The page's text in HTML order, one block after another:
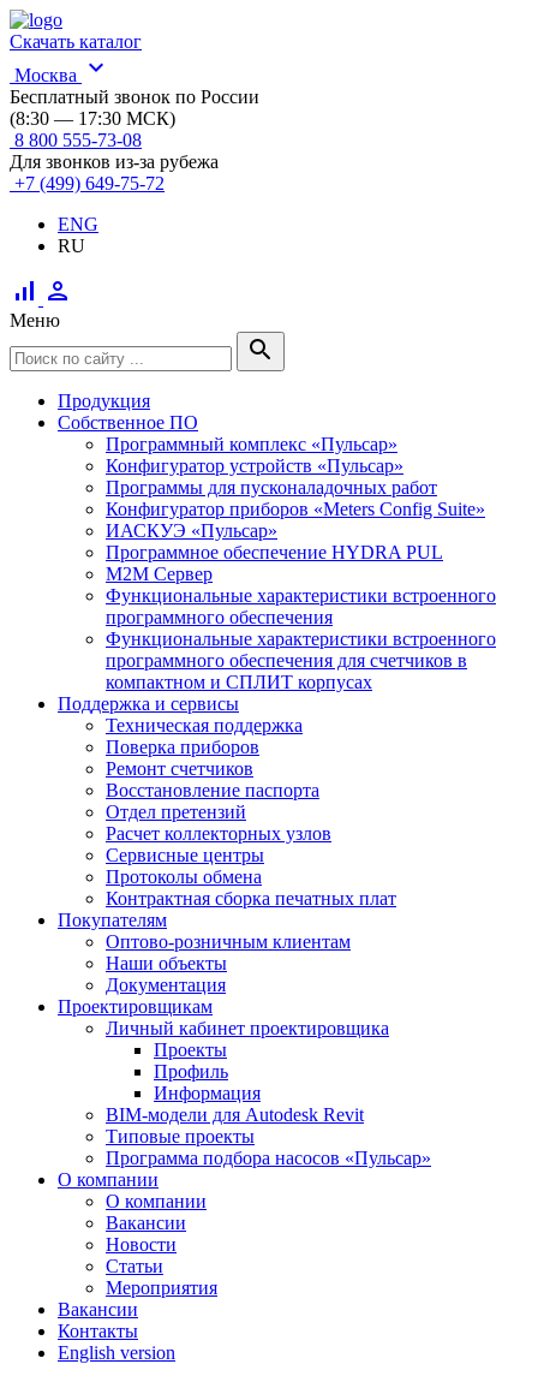
Скачать каталог
Москва
expand_more
Бесплатный звонок по России
(8:30 — 17:30 МСК)
8 800 555-73-08
Для звонков из-за рубежа
+7 (499) 649-75-72
ENG
RU
signal_cellular_alt person
Меню
search
Продукция
Собственное ПО
Программный комплекс «Пульсар»
Конфигуратор устройств «Пульсар»
Программы для пусконаладочных работ
Конфигуратор приборов «Meters Config Suite»
ИАСКУЭ «Пульсар»
Программное обеспечение HYDRA PUL
M2M Сервер
Функциональные характеристики встроенного
программного обеспечения
Функциональные характеристики встроенного
программного обеспечения для счетчиков в
компактном и СПЛИТ корпусах
Поддержка и сервисы
Техническая поддержка
Поверка приборов
Ремонт счетчиков
Восстановление паспорта
Отдел претензий
Расчет коллекторных узлов
Сервисные центры
Протоколы обмена
Контрактная сборка печатных плат
Покупателям
Оптово-розничным клиентам
Наши объекты
Документация
Проектировщикам
Личный кабинет проектировщика
Проекты
Профиль
Информация
BIM-модели для Autodesk Revit
Типовые проекты
Программа подбора насосов «Пульсар»
О компании
О компании
Вакансии
Новости
Статьи
Мероприятия
Вакансии
Контакты
English version